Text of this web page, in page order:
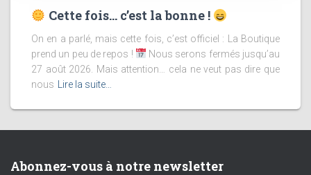
Cette fois… c’est la bonne !
On en a parlé, mais cette fois, c’est officiel : La Boutique
prend un peu de repos !
Nous serons fermés jusqu’au
27 août 2026. Mais attention… cela ne veut pas dire que
nous
Lire la suite…
Abonnez-vous à notre newsletter